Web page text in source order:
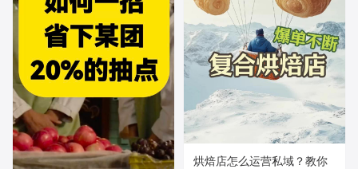
烘焙店怎么运营私域？教你